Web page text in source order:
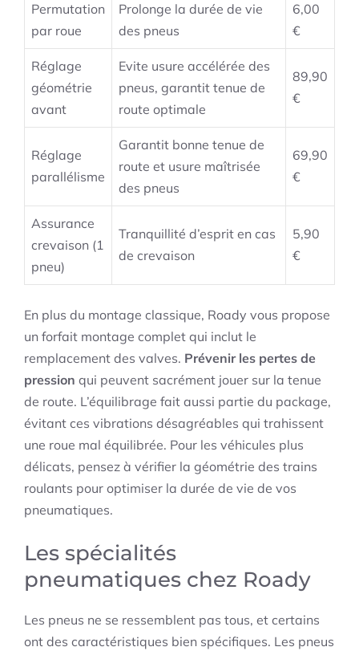
Permutation
par roue
Prolonge la durée de vie
des pneus
6,00
€
Réglage
géométrie
avant
Evite usure accélérée des
pneus, garantit tenue de
route optimale
89,90
€
Réglage
parallélisme
Garantit bonne tenue de
route et usure maîtrisée
des pneus
69,90
€
Assurance
crevaison (1
pneu)
Tranquillité d’esprit en cas
de crevaison
5,90
€
En plus du montage classique, Roady vous propose
un forfait montage complet qui inclut le
remplacement des valves. Prévenir les pertes de
pression qui peuvent sacrément jouer sur la tenue
de route. L’équilibrage fait aussi partie du package,
évitant ces vibrations désagréables qui trahissent
une roue mal équilibrée. Pour les véhicules plus
délicats, pensez à vérifier la géométrie des trains
roulants pour optimiser la durée de vie de vos
pneumatiques.
Les spécialités
pneumatiques chez Roady
Les pneus ne se ressemblent pas tous, et certains
ont des caractéristiques bien spécifiques. Les pneus